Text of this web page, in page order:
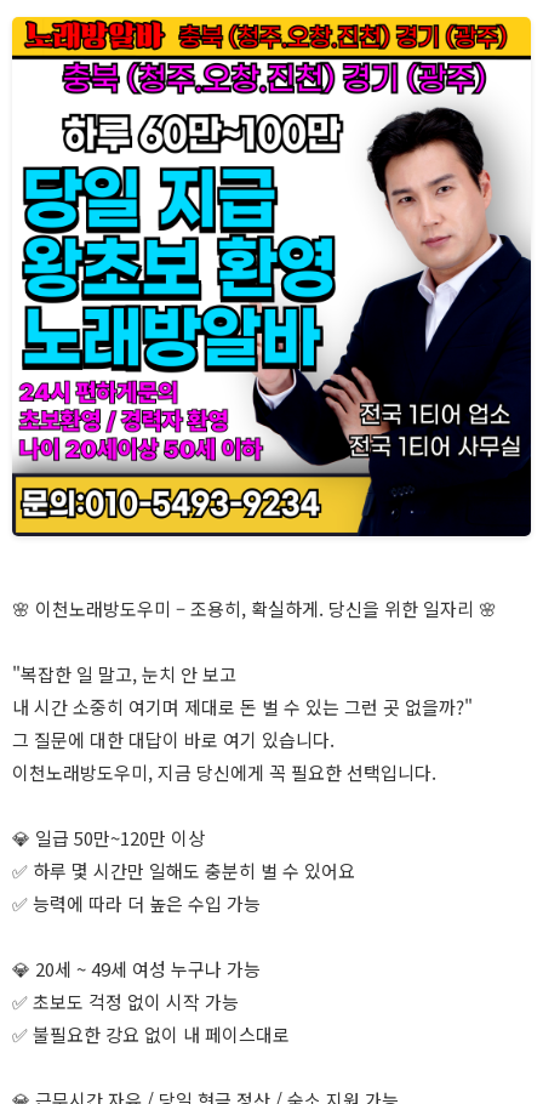
🌸 이천노래방도우미 – 조용히, 확실하게. 당신을 위한 일자리 🌸
"복잡한 일 말고, 눈치 안 보고
내 시간 소중히 여기며 제대로 돈 벌 수 있는 그런 곳 없을까?"
그 질문에 대한 대답이 바로 여기 있습니다.
이천노래방도우미, 지금 당신에게 꼭 필요한 선택입니다.
💎 일급 50만~120만 이상
✅ 하루 몇 시간만 일해도 충분히 벌 수 있어요
✅ 능력에 따라 더 높은 수입 가능
💎 20세 ~ 49세 여성 누구나 가능
✅ 초보도 걱정 없이 시작 가능
✅ 불필요한 강요 없이 내 페이스대로